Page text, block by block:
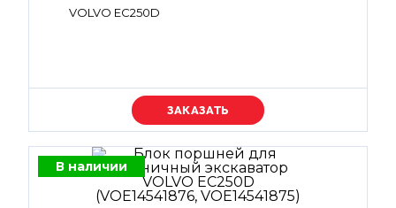
VOLVO EC250D
Уточняйте цену
В наличии